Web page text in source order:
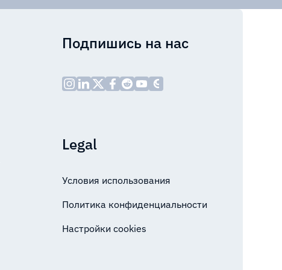
Подпишись на нас
Legal
Условия использования
Политика конфиденциальности
Настройки cookies